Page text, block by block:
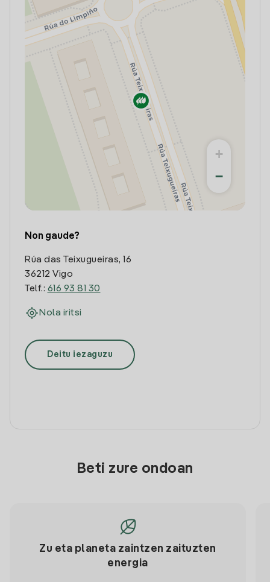
+
−
Non gaude?
Rúa das Teixugueiras, 16
36212 Vigo
Telf.: 616 93 81 30
Nola iritsi
Deitu iezaguzu
Beti zure ondoan
Zu eta planeta zaintzen zaituzten
energia